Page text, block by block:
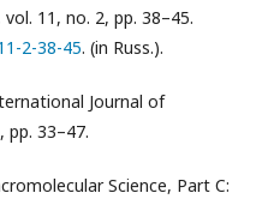
11, no. 2, pp. 38–45.
2-38-45. (in Russ.).
Journal of
pp. 33–47.
Science, Part C: